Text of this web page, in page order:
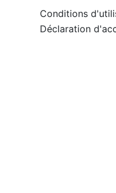
Conditions
Déclaration